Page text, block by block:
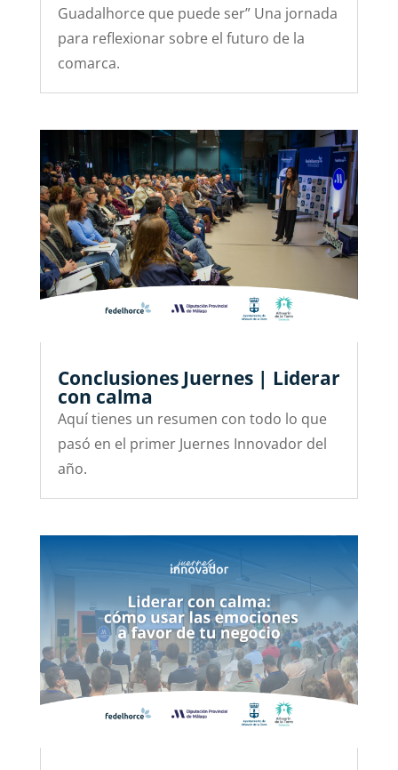
Guadalhorce que puede ser” Una jornada
para reflexionar sobre el futuro de la
comarca.
Conclusiones Juernes | Liderar
con calma
Aquí tienes un resumen con todo lo que
pasó en el primer Juernes Innovador del
año.